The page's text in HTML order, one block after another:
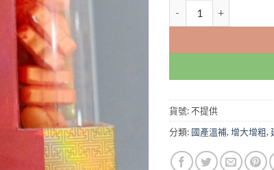
貨號:不提供
分類: 國產溫補, 增大增粗,